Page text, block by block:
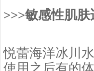
>>>敏感性肌
悦蕾海洋冰川
使用之后有的